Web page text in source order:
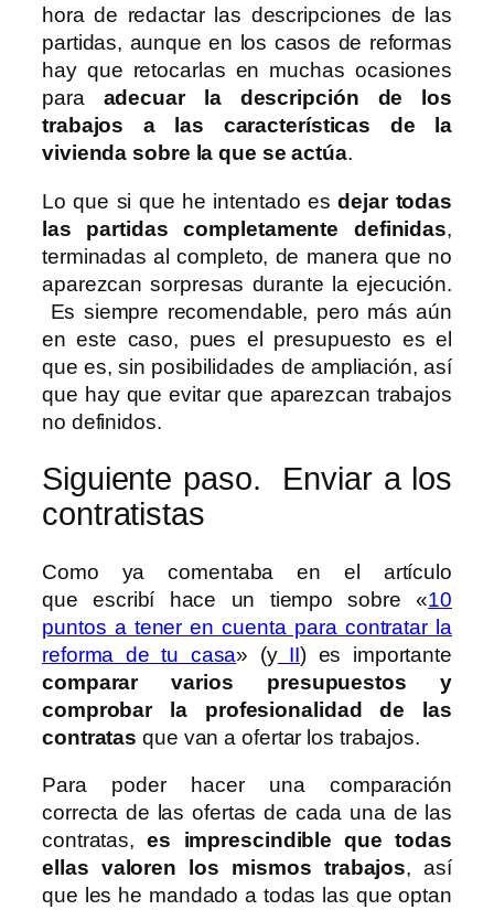
hora de redactar las descripciones de las
partidas, aunque en los casos de reformas
hay que retocarlas en muchas ocasiones
para adecuar la descripción de los
trabajos a las características de la
vivienda sobre la que se actúa.
Lo que si que he intentado esdejar todas
las partidas completamente definidas,
terminadas al completo, de manera que no
aparezcan sorpresas durante la ejecución.
Es siempre recomendable, pero más aún
en este caso, pues el presupuesto es el
que es, sin posibilidades de ampliación, así
que hay que evitar que aparezcan trabajos
no definidos.
Siguiente paso. Enviar a los
contratistas
Como ya comentaba en el artículo
que escribí hace un tiempo sobre «10
puntos a tener en cuenta para contratar la
reforma de tu casa» (yII) es importante
comparar varios presupuestos y
comprobar la profesionalidad de las
contratas que van a ofertar los trabajos.
Para poder hacer una comparación
correcta de las ofertas de cada una de las
contratas,es imprescindible que todas
ellas valoren los mismos trabajos, así
que les he mandado a todas las que optan